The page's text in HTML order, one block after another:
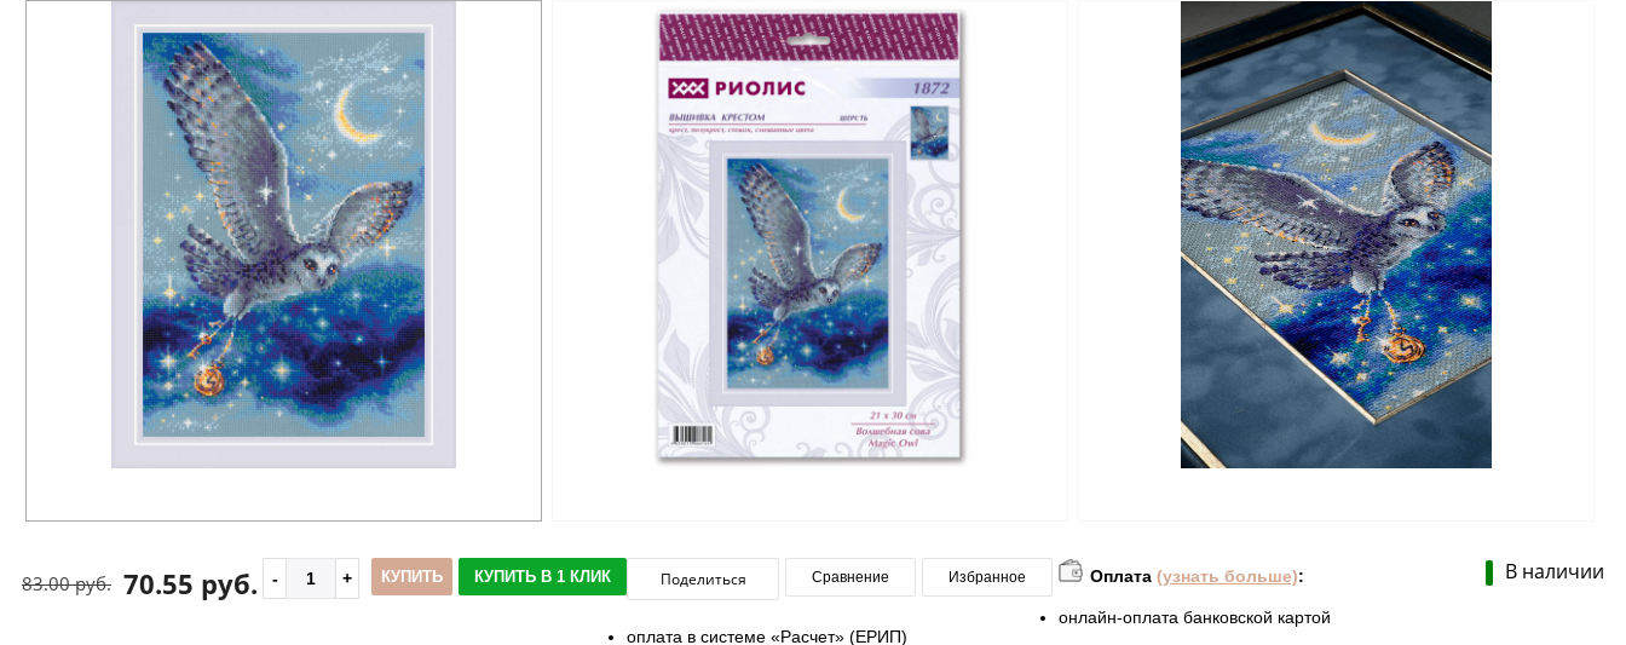
В наличии
70.55 руб.
83.00 руб. КУПИТЬ КУПИТЬ В 1 КЛИК Поделиться Сравнение Избранное Оплата (узнать больше):
онлайн-оплата банковской картой
оплата в системе «Расчет» (ЕРИП)